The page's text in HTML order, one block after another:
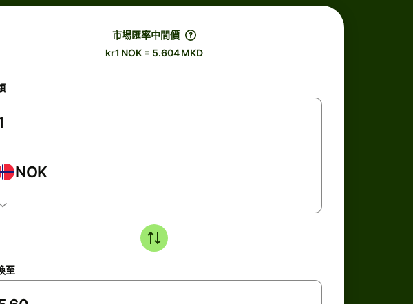
市場匯率中間價
kr1 NOK = 5.604 MKD
NOK
至